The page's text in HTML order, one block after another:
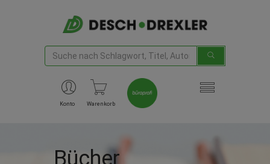
Konto Warenkorb
Bücher